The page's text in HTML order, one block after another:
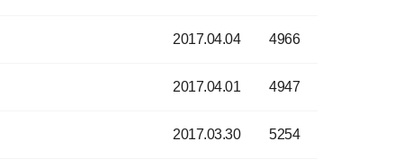
2017.04.04 4966
2017.04.01 4947
2017.03.30 5254